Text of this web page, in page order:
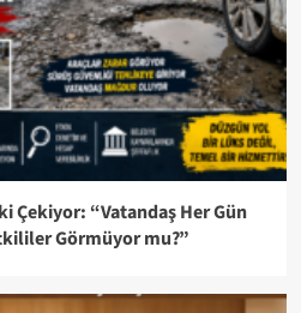
Çekiyor: “Vatandaş Her Gün
Görmüyor mu?”